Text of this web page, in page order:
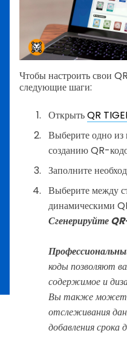
Чтобы настроить свои
следующие шаги:
ОткрытьQR
Выберите одно
созданию QR-
Заполните
Выберите между
динамическими
Сгенерируйте
коды позволяют
содержимое и
Вы также можете
отслеживания
добавления срока